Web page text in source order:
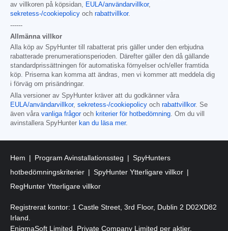
av villkoren på köpsidan, EULA/användarvillkor,
sekretess-/cookiepolicy och rabattvillkor.
------
Allmänna villkor
Alla köp av SpyHunter till rabatterat pris gäller under den erbjudna
rabatterade prenumerationsperioden. Därefter gäller den då gällande
standardprissättningen för automatiska förnyelser och/eller framtida
köp. Priserna kan komma att ändras, men vi kommer att meddela dig
i förväg om prisändringar.
Alla versioner av SpyHunter kräver att du godkänner våra
EULA/användarvillkor, sekretess-/cookiepolicy och rabattvillkor. Se
även våra vanliga frågoroch kriterier för hotbedömning. Om du vill
avinstallera SpyHunter kan du läsa mer.
Hem Program Avinstallationssteg
SpyHunters
hotbedömningskriterier
SpyHunter Ytterligare villkor
RegHunter Ytterligare villkor
Registrerat kontor: 1 Castle Street, 3rd Floor, Dublin 2 D02XD82
Irland.
EnigmaSoft Limited, Private Company Limited per aktier,